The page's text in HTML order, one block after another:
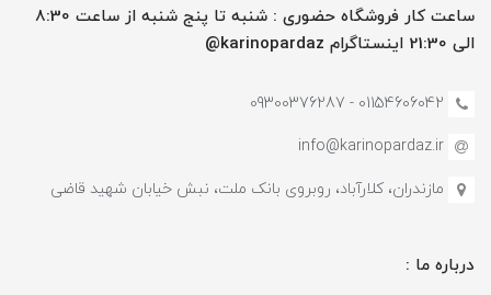
ساعت کار فروشگاه حضوری : شنبه تا پنج شنبه از ساعت 8:30
الی 21:30 اینستاگرام karinopardaz@
01154606042 - 09300376287
info@karinopardaz.ir
مازندران، کلارآباد، روبروی بانک ملت، نبش خیابان شهید قاضی
درباره ما :